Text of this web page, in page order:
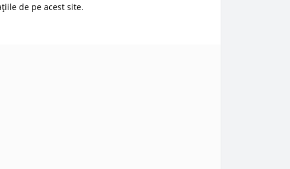
de pe acest site.